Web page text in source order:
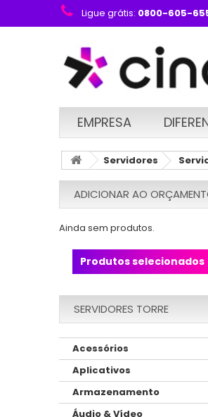
Ligue grátis: 0800-605-
EMPRESA
Servidores
ADICIONAR AO
Ainda sem produtos.
Produtos selecionados
SERVIDORES TORRE
Acessórios
Aplicativos
Armazenamento
Áudio & Vídeo